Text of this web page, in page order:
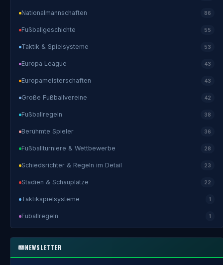
Nationalmannschaften 86
Fußballgeschichte 55
Taktik & Spielsysteme 53
Europa League 43
Europameisterschaften 43
Große Fußballvereine 42
Fußballregeln 38
Berühmte Spieler 36
Fußballturniere & Wettbewerbe 28
Schiedsrichter & Regeln im Detail 23
Stadien & Schauplätze 22
Taktikspielsysteme 1
Fuballregeln 1
NEWSLETTER